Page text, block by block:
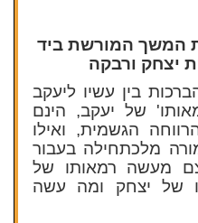
המשך המורשת ביד
יצחק ורבקה
בין עשיו ליעקב
של יעקב, הינם
הגשמית, ואילו
מלכתחילה בעבור
מעשה רמאותו של
של יצחק ומה עשה